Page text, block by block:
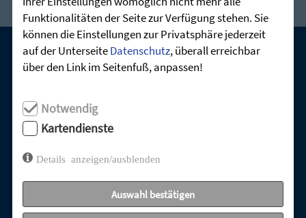
UNSERE AKTUELLEN GOTTESDIENSTE:
Funktionalitäten der Seite zur Verfügung stehen. Sie
können die Einstellungen zur Privatsphäre jederzeit
auf der UnterseiteDatenschutz, überall erreichbar
über den Link im Seitenfuß, anpassen!
Notwendig
Kartendienste
Details anzeigen/ausblenden
Auswahl bestätigen